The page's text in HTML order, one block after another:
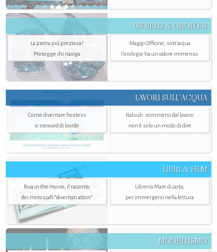
GIOIELLI & OROLOGI
La pietra più preziosa?
Protegge chi naviga
Maggi Officine, sott’acqua
l'orologio ha un valore immenso
LAVORI SULL’ACQUA
Come diventare hostess
e steward di bordo
Italsub: sommersi dal lavoro
non è solo un modo di dire
LIBRI & FILM
Riva in the movie, il racconto
dei motoscafi “diventati attori”
Libreria Mare di carta,
per immergersi nella lettura
MODELLISMO